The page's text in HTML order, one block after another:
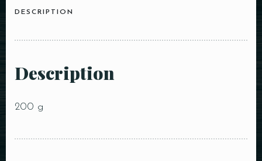
DESCRIPTION
Description
200 g